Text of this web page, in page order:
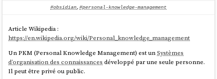
(' ').trim(),
					fields
: ["content_html"],
					boost:
1
[ ] Benchmarker la vitesse de réponse des query
Repository de ce projet :
poc-obsidian-vault-to-elasticsearch
Ressources :
Install Elasticsearch with Docker
#obsidian, #personal-knowledge-management
Article Wikipedia :
https://en.wikipedia.org/wiki/Personal_knowledge_management
Un PKM (Personal Knowledge Management) est unSystèmes
d’organisation des connaissances développé par une seule personne.
Il peut être privé ou public.